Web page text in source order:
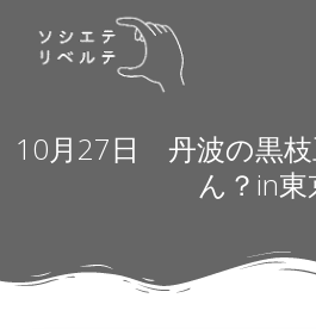
へ
ス
プ
10月27日 丹波の黒
ん？in東